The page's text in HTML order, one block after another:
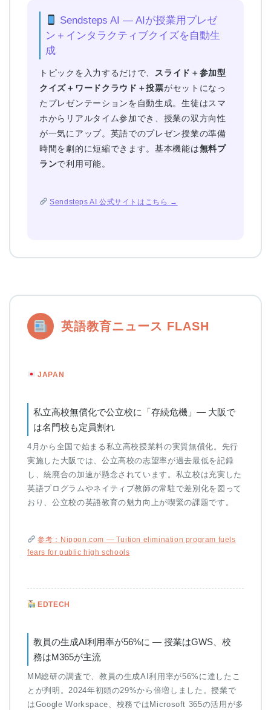
Sendsteps AI — AIが授業用プレゼ
ン＋インタラクティブクイズを自動生
成
トピックを入力するだけで、
スライド＋参加型
クイズ＋ワードクラウド＋投票がセットになっ
たプレゼンテーションを自動生成。生徒はスマ
ホからリアルタイム参加でき、授業の双方向性
が一気にアップ。英語でのプレゼン授業の準備
時間を劇的に短縮できます。基本機能は無料プ
ランで利用可能。
Sendsteps AI 公式サイトはこちら →
英語教育ニュース FLASH
JAPAN
私立高校無償化で公立校に「存続危機」— 大阪で
は名門校も定員割れ
4月から全国で始まる私立高校授業料の実質無償化。先行
実施した大阪では、公立高校の志望率が過去最低を記録
し、統廃合の加速が懸念されています。私立校は充実した
英語プログラムやネイティブ教師の常駐で差別化を図って
おり、公立校の英語教育の魅力向上が喫緊の課題です。
参考：Nippon.com — Tuition elimination program fuels
fears for public high schools
EDTECH
教員の生成AI利用率が56%に — 授業はGWS、校
務はM365が主流
MM総研の調査で、教員の生成AI利用率が56%に達したこ
とが判明。2024年初頭の29%から倍増しました。授業で
はGoogle Workspace、校務ではMicrosoft 365の活用が多